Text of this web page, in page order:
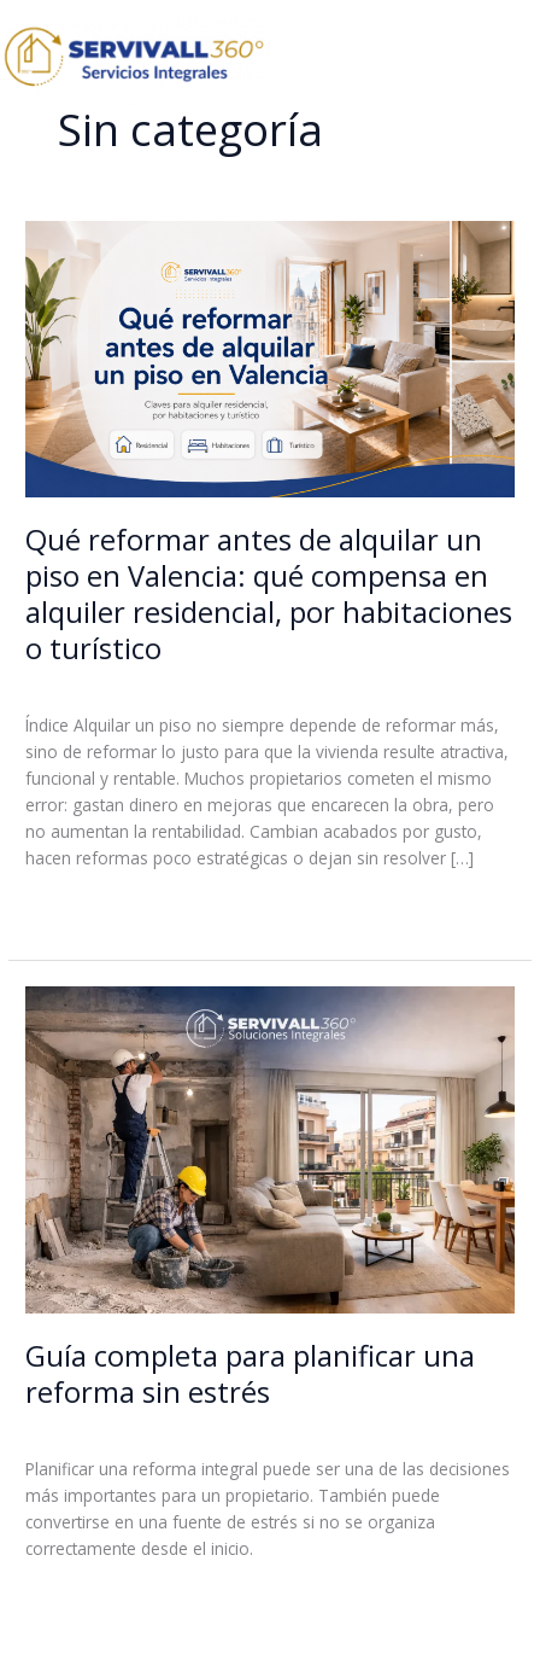
al
contenido
Sin categoría
Qué reformar antes de alquilar un
piso en Valencia: qué compensa en
alquiler residencial, por habitaciones
o turístico
Índice Alquilar un piso no siempre depende de reformar más,
sino de reformar lo justo para que la vivienda resulte atractiva,
funcional y rentable. Muchos propietarios cometen el mismo
error: gastan dinero en mejoras que encarecen la obra, pero
no aumentan la rentabilidad. Cambian acabados por gusto,
hacen reformas poco estratégicas o dejan sin resolver […]
reformar
antes
de
alquilar
un
piso
en
Valencia:
compensa
en
alquiler
residencial,
por
habitaciones
o
Guía completa para planificar una
reforma sin estrés
Planificar una reforma integral puede ser una de las decisiones
más importantes para un propietario. También puede
convertirse en una fuente de estrés si no se organiza
correctamente desde el inicio.
Guía
completa
para
planificar
una
reforma
sin
estrés